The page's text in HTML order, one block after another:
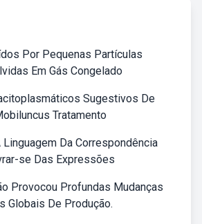
Por Pequenas Partículas
Em Gás Congelado
Sugestivos De
Tratamento
Da Correspondência
se Das Expressões
Provocou Profundas Mudanças
Globais De Produção.